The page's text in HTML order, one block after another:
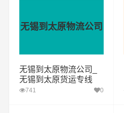
无锡到太原物流公司
无锡到太原物流公司_
无锡到太原货运专线
741 0